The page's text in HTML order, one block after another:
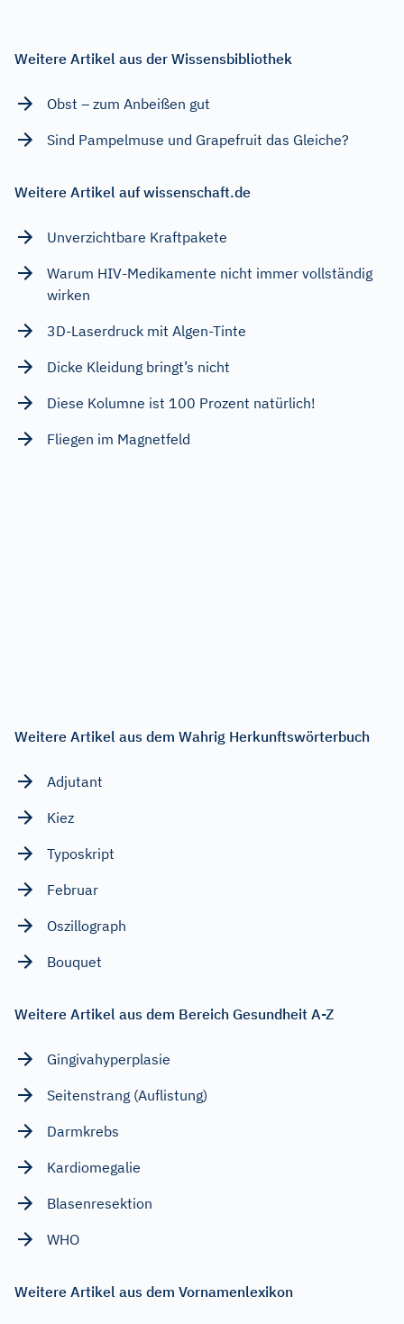
Weitere Artikel aus der Wissensbibliothek
Obst – zum Anbeißen gut
Sind Pampelmuse und Grapefruit das Gleiche?
Weitere Artikel auf wissenschaft.de
Unverzichtbare Kraftpakete
Warum HIV-Medikamente nicht immer vollständig
wirken
3D-Laserdruck mit Algen-Tinte
Dicke Kleidung bringt’s nicht
Diese Kolumne ist 100 Prozent natürlich!
Fliegen im Magnetfeld
Weitere Artikel aus dem Wahrig Herkunftswörterbuch
Adjutant
Kiez
Typoskript
Februar
Oszillograph
Bouquet
Weitere Artikel aus dem Bereich Gesundheit A-Z
Gingivahyperplasie
Seitenstrang (Auflistung)
Darmkrebs
Kardiomegalie
Blasenresektion
WHO
Weitere Artikel aus dem Vornamenlexikon